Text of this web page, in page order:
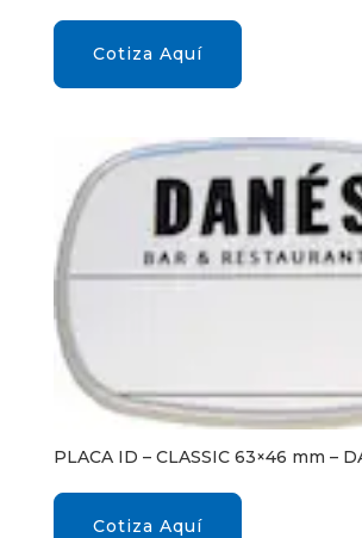
Cotiza Aquí
PLACA ID – CLASSIC 63×46 mm –
Cotiza Aquí